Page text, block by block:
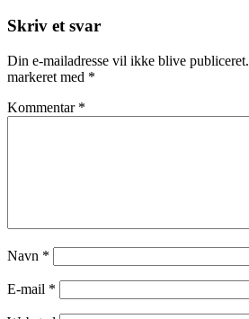
Skriv et svar
Din e-mailadresse vil ikke blive publiceret.
markeret med *
Kommentar *
Navn *
E-mail *